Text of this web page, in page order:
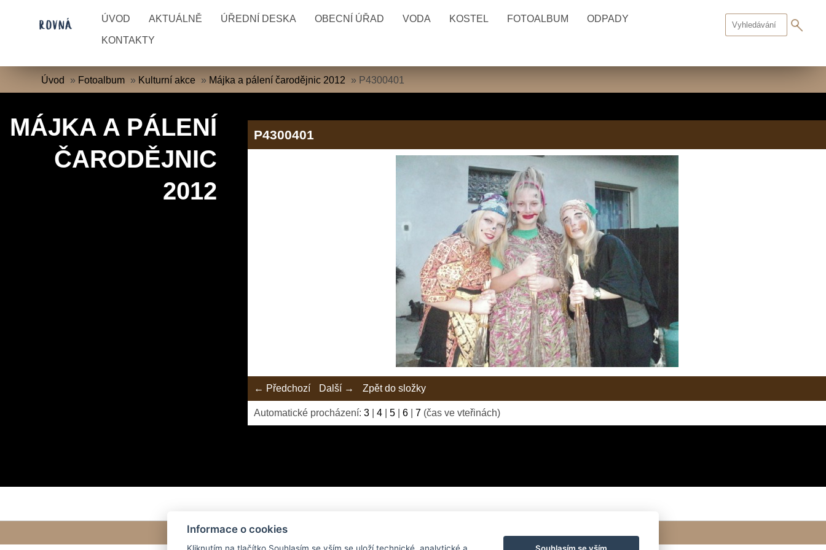
ÚVOD AKTUÁLNĚ ÚŘEDNÍ DESKA OBECNÍ ÚŘAD VODA KOSTEL FOTOALBUM ODPADY
KONTAKTY
Úvod » Fotoalbum » Kulturní akce » Májka a pálení čarodějnic 2012 » P4300401
MÁJKA A PÁLENÍ
ČARODĚJNIC
2012
P4300401
← Předchozí Další → Zpět do složky
Automatické procházení:3 |4 |5 |6 |7 (čas ve vteřinách)
Informace o cookies